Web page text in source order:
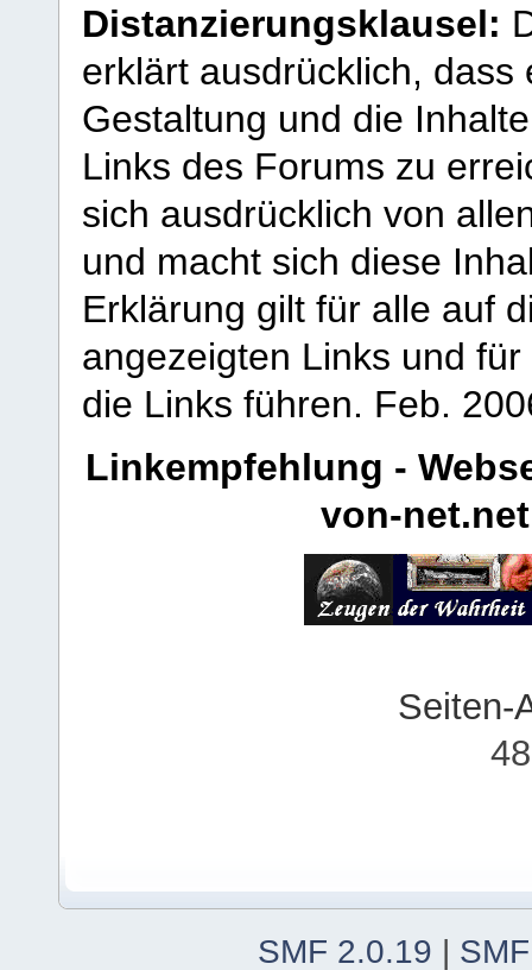
Distanzierungsklausel:
erklärt ausdrücklich,
Gestaltung und die
Links des Forums zu
sich ausdrücklich von
und macht sich diese
Erklärung gilt für alle auf
angezeigten Links und
die Links führen. Feb.
Linkempfehlung -
von-net.net
Seiten-
SMF 2.0.19 |